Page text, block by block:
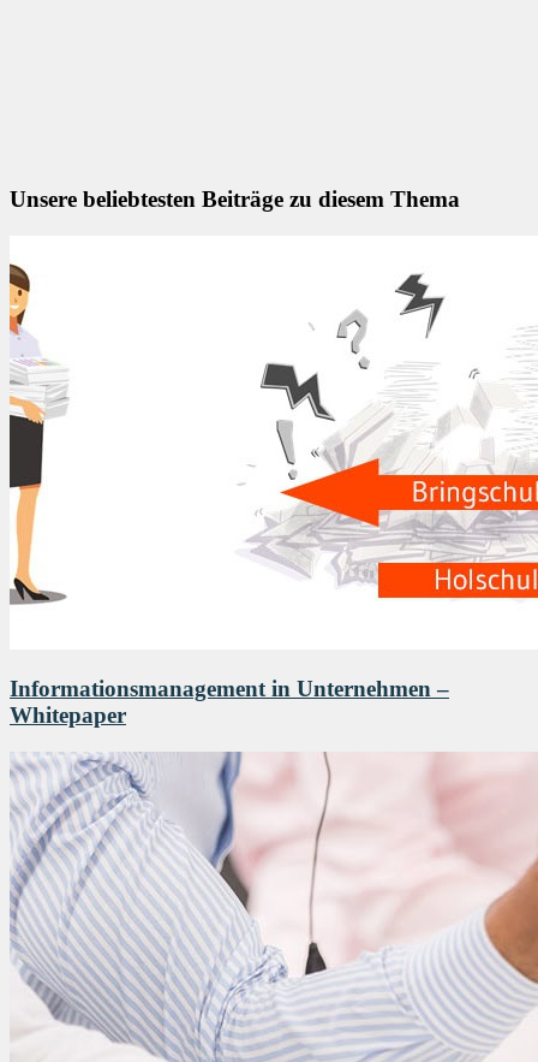
Unsere beliebtesten Beiträge zu diesem Thema
Informationsmanagement in Unternehmen –
Whitepaper